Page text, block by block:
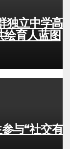
独立中学高
共绘育人蓝图
与“社交有